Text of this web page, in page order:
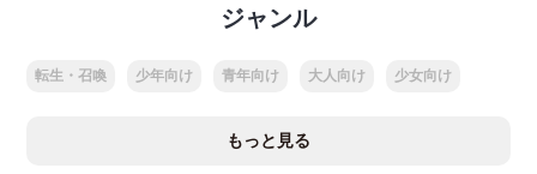
ジャンル
転生・召喚 少年向け 青年向け 大人向け 少女向け
もっと見る